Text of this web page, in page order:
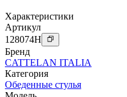
Характеристики
Артикул
128074H
Бренд
CATTELAN ITALIA
Категория
Обеденные стулья